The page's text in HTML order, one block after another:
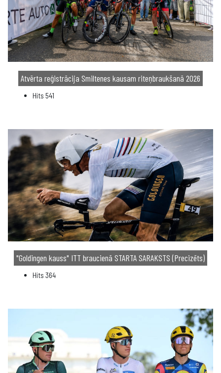
Atvērta reģistrācija Smiltenes kausam riteņbraukšanā 2026
Hits 541
"Goldingen kauss" ITT braucienā STARTA SARAKSTS (Precizēts)
Hits 364